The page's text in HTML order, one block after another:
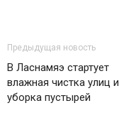
Предыдущая новость
В Ласнамяэ стартует
влажная чистка улиц и
уборка пустырей